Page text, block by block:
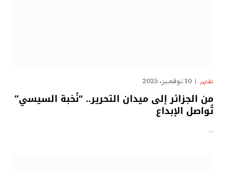
تقارير 10 نوفمبر، 2025
من الجزائر إلى ميدان التحرير.. “نُخبة السيسي”
تُواصل الإبداع
…